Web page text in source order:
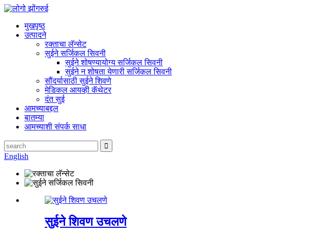
मुखपृष्ठ
उत्पादने
रक्ताचा लॅन्सेट
सुईने सर्जिकल सिवनी
सुईने शोषण्यायोग्य सर्जिकल सिवनी
सुईने न शोषता येणारी सर्जिकल सिवनी
सौंदर्यासाठी सुईने शिवणे
मेडिकल आयव्ही कॅथेटर
दंत सुई
आमच्याबद्दल
बातम्या
आमच्याशी संपर्क साधा
English
सुईने शिवण उचलणे